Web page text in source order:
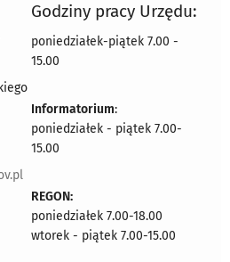
Godziny pracy Urzędu:
poniedziałek-piątek 7.00 -
15.00
Informatorium:
poniedziałek - piątek 7.00-
15.00
REGON:
poniedziałek 7.00-18.00
wtorek - piątek 7.00-15.00